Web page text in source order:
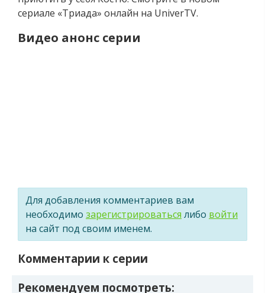
сериале «Триада» онлайн на UniverTV.
Видео анонс серии
Для добавления комментариев вам
необходимо зарегистрироваться либо войти
на сайт под своим именем.
Комментарии к серии
Рекомендуем посмотреть: